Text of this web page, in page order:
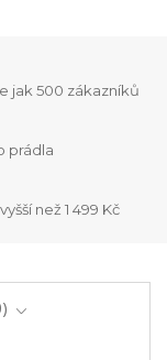
jak 500 zákazníků
prádla
než 1 499 Kč